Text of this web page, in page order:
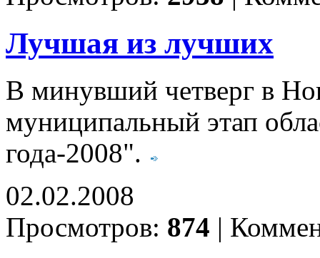
Лучшая из лучших
В минувший четверг в
муниципальный этап
года-2008".
02.02.2008
Просмотров: 874 |